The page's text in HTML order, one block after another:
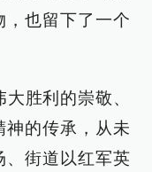
，也留下了一个
胜利的崇敬、
神的传承，从未
、街道以红军英